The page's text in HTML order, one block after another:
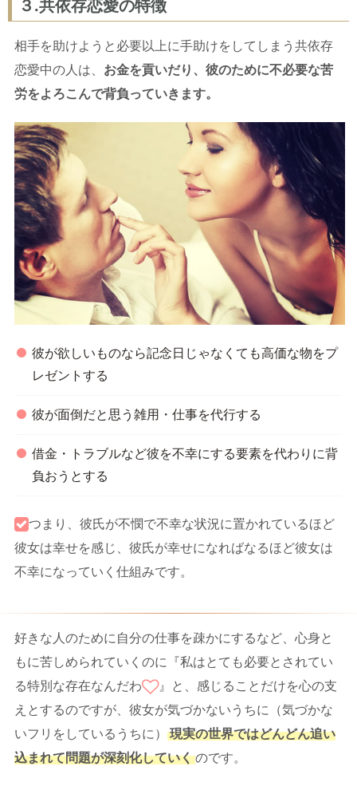
３.共依存恋愛の特徴
相手を助けようと必要以上に手助けをしてしまう共依存
恋愛中の人は、 お金を貢いだり、彼のために不必要な苦
労をよろこんで背負っていきます。
彼が欲しいものなら記念日じゃなくても高価な物をプ
レゼントする
彼が面倒だと思う雑用・仕事を代行する
借金・トラブルなど彼を不幸にする要素を代わりに背
負おうとする
つまり、彼氏が不憫で不幸な状況に置かれているほど
彼女は幸せを感じ、彼氏が幸せになればなるほど彼女は
不幸になっていく仕組みです。
好きな人のために自分の仕事を疎かにするなど、心身と
もに苦しめられていくのに『私はとても必要とされてい
る特別な存在なんだわ
』と、感じることだけを心の支
えとするのですが、彼女が気づかないうちに（気づかな
いフリをしているうちに）
現実の世界ではどんどん追い
込まれて問題が深刻化していくのです。